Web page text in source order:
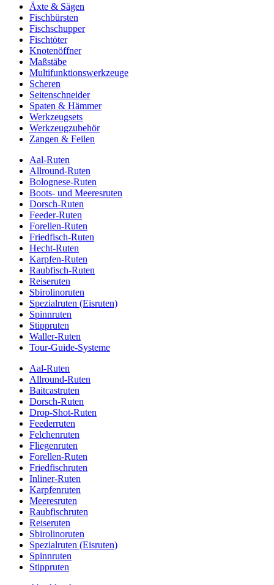
Äxte & Sägen
Fischbürsten
Fischschupper
Fischtöter
Knotenöffner
Maßstäbe
Multifunktionswerkzeuge
Scheren
Seitenschneider
Spaten & Hämmer
Werkzeugsets
Werkzeugzubehör
Zangen & Feilen
Aal-Ruten
Allround-Ruten
Bolognese-Ruten
Boots- und Meeresruten
Dorsch-Ruten
Feeder-Ruten
Forellen-Ruten
Friedfisch-Ruten
Hecht-Ruten
Karpfen-Ruten
Raubfisch-Ruten
Reiseruten
Sbirolinoruten
Spezialruten (Eisruten)
Spinnruten
Stippruten
Waller-Ruten
Tour-Guide-Systeme
Aal-Ruten
Allround-Ruten
Baitcastruten
Dorsch-Ruten
Drop-Shot-Ruten
Feederruten
Felchenruten
Fliegenruten
Forellen-Ruten
Friedfischruten
Inliner-Ruten
Karpfenruten
Meeresruten
Raubfischruten
Reiseruten
Sbirolinoruten
Spezialruten (Eisruten)
Spinnruten
Stippruten